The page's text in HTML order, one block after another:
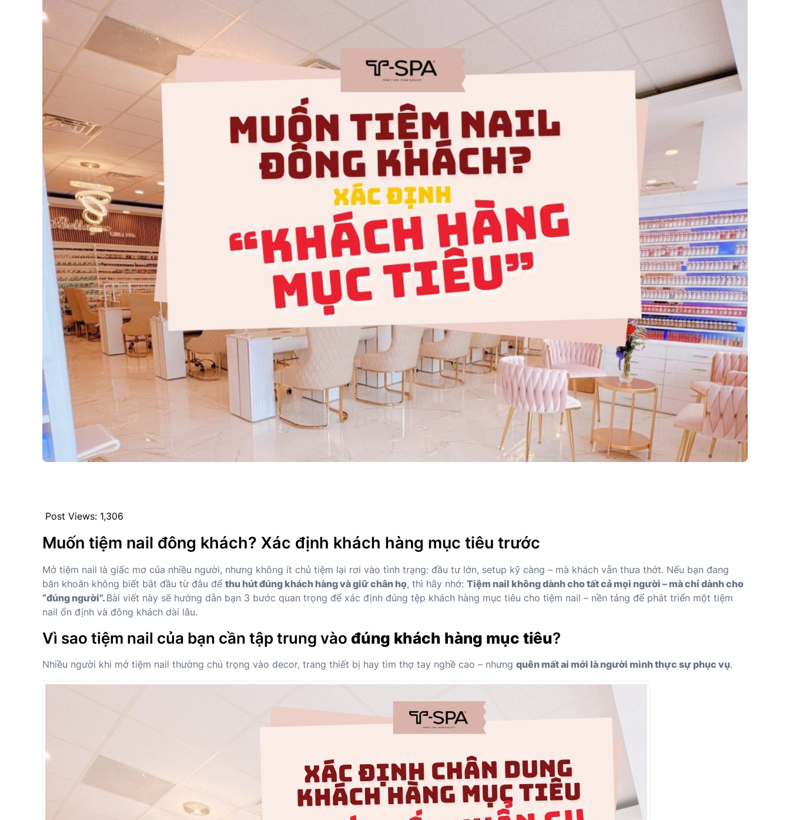
Post Views: 1,306
Muốn tiệm nail đông khách? Xác định khách hàng mục tiêu trước
Mở tiệm nail là giấc mơ của nhiều người, nhưng không ít chủ tiệm lại rơi vào tình trạng: đầu tư lớn, setup kỹ càng – mà khách vẫn thưa thớt. Nếu bạn đang
băn khoăn không biết bắt đầu từ đâu để thu hút đúng khách hàng và giữ chân họ, thì hãy nhớ: Tiệm nail không dành cho tất cả mọi người – mà chỉ dành cho
“đúng người”. Bài viết này sẽ hướng dẫn bạn 3 bước quan trọng để xác định đúng tệp khách hàng mục tiêu cho tiệm nail – nền tảng để phát triển một tiệm
nail ổn định và đông khách dài lâu.
Vì sao tiệm nail của bạn cần tập trung vào đúng khách hàng mục tiêu?
Nhiều người khi mở tiệm nail thường chú trọng vào decor, trang thiết bị hay tìm thợ tay nghề cao – nhưng quên mất ai mới là người mình thực sự phục vụ.